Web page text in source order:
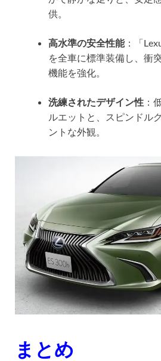
供。
高水準の安全性能：「
を全車に標準装備し、衝
機能を強化。
洗練されたデザイン性 ：
ルエットと、スピンドル
ントな外観。
まとめ